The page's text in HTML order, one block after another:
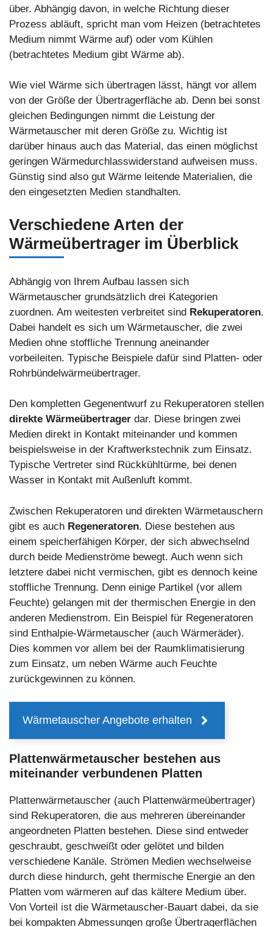
über. Abhängig davon, in welche Richtung dieser
Prozess abläuft, spricht man vom Heizen (betrachtetes
Medium nimmt Wärme auf) oder vom Kühlen
(betrachtetes Medium gibt Wärme ab).
Wie viel Wärme sich übertragen lässt, hängt vor allem
von der Größe der Übertragerfläche ab. Denn bei sonst
gleichen Bedingungen nimmt die Leistung der
Wärmetauscher mit deren Größe zu. Wichtig ist
darüber hinaus auch das Material, das einen möglichst
geringen Wärmedurchlasswiderstand aufweisen muss.
Günstig sind also gut Wärme leitende Materialien, die
den eingesetzten Medien standhalten.
Verschiedene Arten der
Wärmeübertrager im Überblick
Abhängig von Ihrem Aufbau lassen sich
Wärmetauscher grundsätzlich drei Kategorien
zuordnen. Am weitesten verbreitet sind Rekuperatoren.
Dabei handelt es sich um Wärmetauscher, die zwei
Medien ohne stoffliche Trennung aneinander
vorbeileiten. Typische Beispiele dafür sind Platten- oder
Rohrbündelwärmeübertrager.
Den kompletten Gegenentwurf zu Rekuperatoren stellen
direkte Wärmeübertrager dar. Diese bringen zwei
Medien direkt in Kontakt miteinander und kommen
beispielsweise in der Kraftwerkstechnik zum Einsatz.
Typische Vertreter sind Rückkühltürme, bei denen
Wasser in Kontakt mit Außenluft kommt.
Zwischen Rekuperatoren und direkten Wärmetauschern
gibt es auch Regeneratoren. Diese bestehen aus
einem speicherfähigen Körper, der sich abwechselnd
durch beide Medienströme bewegt. Auch wenn sich
letztere dabei nicht vermischen, gibt es dennoch keine
stoffliche Trennung. Denn einige Partikel (vor allem
Feuchte) gelangen mit der thermischen Energie in den
anderen Medienstrom. Ein Beispiel für Regeneratoren
sind Enthalpie-Wärmetauscher (auch Wärmeräder).
Dies kommen vor allem bei der Raumklimatisierung
zum Einsatz, um neben Wärme auch Feuchte
zurückgewinnen zu können.
Wärmetauscher Angebote erhalten
Plattenwärmetauscher bestehen aus
miteinander verbundenen Platten
Plattenwärmetauscher (auch Plattenwärmeübertrager)
sind Rekuperatoren, die aus mehreren übereinander
angeordneten Platten bestehen. Diese sind entweder
geschraubt, geschweißt oder gelötet und bilden
verschiedene Kanäle. Strömen Medien wechselweise
durch diese hindurch, geht thermische Energie an den
Platten vom wärmeren auf das kältere Medium über.
Von Vorteil ist die Wärmetauscher-Bauart dabei, da sie
bei kompakten Abmessungen große Übertragerflächen